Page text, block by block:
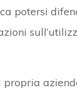
potersi
propria